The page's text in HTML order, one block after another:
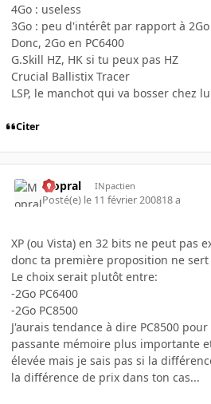
4Go : useless
3Go : peu d'intérêt par rapport à 2Go
Donc, 2Go en PC6400
G.Skill HZ, HK si tu peux pas HZ
Crucial Ballistix Tracer
LSP, le manchot qui va bosser chez
Citer
Mopral INpactien
Posté(e) le 11 février 200818 a
XP (ou Vista) en 32 bits ne peut pas
donc ta première proposition ne sert
Le choix serait plutôt entre:
-2Go PC6400
-2Go PC8500
J'aurais tendance à dire PC8500
passante mémoire plus importante
élevée mais je sais pas si la
la différence de prix dans ton cas...